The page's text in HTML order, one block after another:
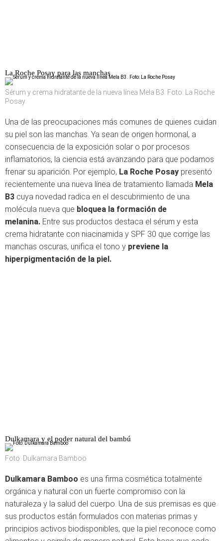
La Roche Posay para las manchas
Sérum y crema hidratante de la nueva línea Mela B3. Foto: La Roche
Posay
Una de las preocupaciones más comunes de quienes cuidan
su piel son las manchas. Ya sean de origen hormonal, a
consecuencia de la exposición solar o por procesos
inflamatorios, la ciencia está avanzando para que podamos
frenar su aparición. Por ejemplo, La Roche Posay presentó
recientemente una nueva línea de tratamiento llamada Mela
B3 cuya novedad radica en el descubrimiento de una
molécula nueva que bloquea la formación de
melanina. Entre sus productos destaca el sérum y esta
crema hidratante con niacinamida y SPF 30 que corrige las
manchas oscuras, unifica el tono y previene la
hiperpigmentación de la piel.
Dulkamara y el poder natural del bambú
Foto: Dulkamara Bamboo
Dulkamara Bamboo es una firma cosmética totalmente
orgánica y natural con un fuerte compromiso con la
naturaleza y la salud del cuerpo. Una de sus premisas es que
sus productos están formulados con materias primas y
principios activos biodisponibles, que la piel reconoce como